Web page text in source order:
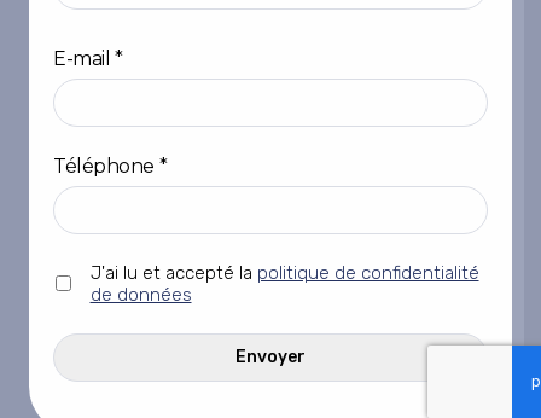
E-mail *
Téléphone *
Sans
titre
J'ai lu et accepté la politique de confidentialité
de données
CAPTCHA